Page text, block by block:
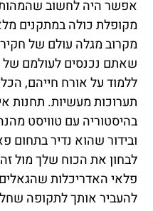
אפשר היה לחשוב
מקופלת כולה במתקנים
מקרוב מגלה עולם של
שאתם נכנסים לעולמם של
ללמוד על אורח חייהם,
תערוכות מעשיות. תחנות
בהיסטוריה עם טוויסט
ובידור שהוא נדיר בתחום
לבחון את הכוח שלך מול
פלאי האדריכלות
להעביר אותך לתקופה